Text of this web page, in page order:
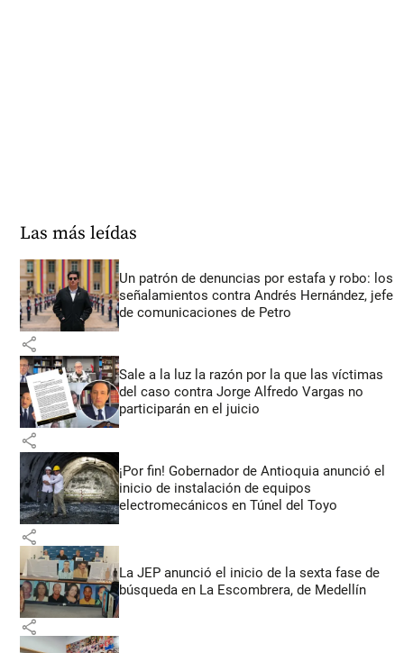
Las más leídas
Un patrón de denuncias por estafa y robo: los
señalamientos contra Andrés Hernández, jefe
de comunicaciones de Petro
share
Sale a la luz la razón por la que las víctimas
del caso contra Jorge Alfredo Vargas no
participarán en el juicio
share
¡Por fin! Gobernador de Antioquia anunció el
inicio de instalación de equipos
electromecánicos en Túnel del Toyo
share
La JEP anunció el inicio de la sexta fase de
búsqueda en La Escombrera, de Medellín
share